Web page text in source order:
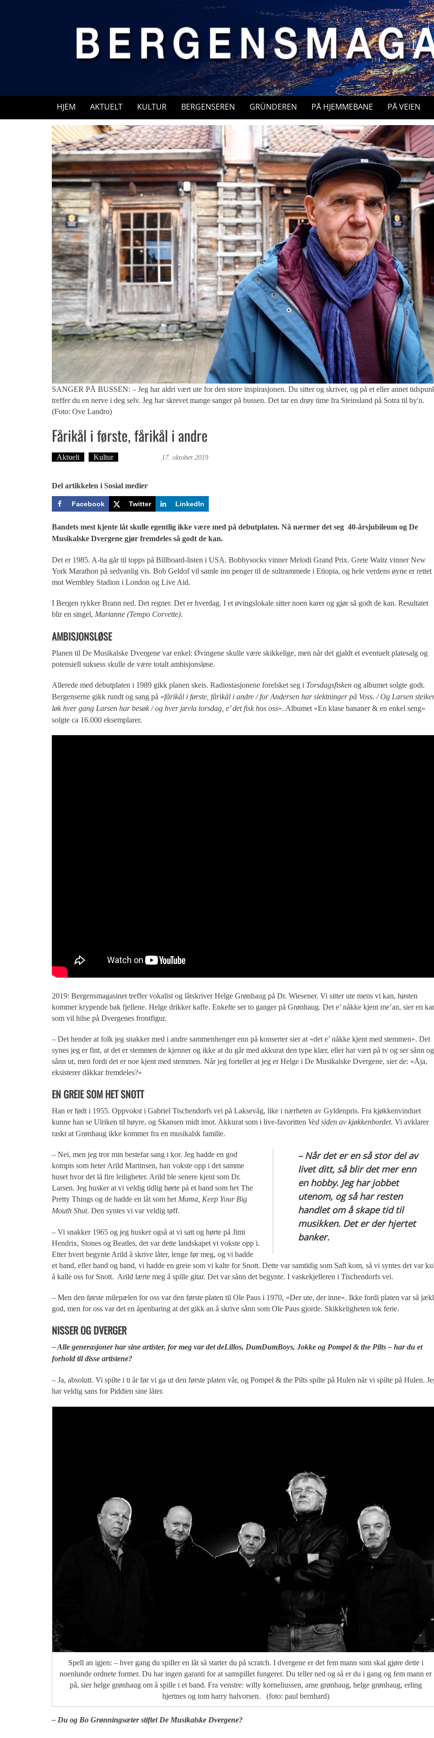
HJEM AKTUELT KULTUR BERGENSEREN GRÜNDEREN PÅ HJEMMEBANE PÅ VEIEN
SANGER PÅ BUSSEN: – Jeg har aldri vært ute for den store inspirasjonen. Du sitter og skriver, og på et eller annet
treffer du en nerve i deg selv. Jeg har skrevet mange sanger på bussen. Det tar en drøy time fra Steinsland på Sotra til by'n.
(Foto: Ove Landro)
Fårikål i første, fårikål i andre
Aktuelt Kultur 17. oktober 2019
Del artikkelen i Sosial medier
Facebook Twitter LinkedIn
Bandets mest kjente låt skulle egentlig ikke være med på debutplaten. Nå nærmer det seg 40-årsjubileum og De
Musikalske Dvergene gjør fremdeles så godt de kan.
Det er 1985. A-ha går til topps på Billboard-listen i USA. Bobbysocks vinner Melodi Grand Prix. Grete Waitz vinner New
York Marathon på sedvanlig vis. Bob Geldof vil samle inn penger til de sultrammede i Etiopia, og hele verdens øyne er rettet
mot Wembley Stadion i London og Live Aid.
I Bergen rykker Brann ned. Det regner. Det er hverdag. I et øvingslokale sitter noen karer og gjør så godt de kan. Resultatet
blir en singel, Marianne (Tempo Corvette).
AMBISJONSLØSE
Planen til De Musikalske Dvergene var enkel: Øvingene skulle være skikkelige, men når det gjaldt et eventuelt platesalg og
potensiell suksess skulle de være totalt ambisjonsløse.
Allerede med debutplaten i 1989 gikk planen skeis. Radiostasjonene forelsket seg i Torsdagsfisken og albumet solgte godt.
Bergenserne gikk rundt og sang på «fårikål i første, fårikål i andre / for Andersen har slektninger på Voss. / Og Larsen
løk hver gang Larsen har besøk / og hver jævla torsdag, e’ det fisk hos oss». Albumet «En klase bananer & en enkel seng»
solgte ca 16.000 eksemplarer.
2019: Bergensmagasinet treffer vokalist og låtskriver Helge Grønhaug på Dr. Wiesener. Vi sitter ute mens vi kan, høsten
kommer krypende bak fjellene. Helge drikker kaffe. Enkelte ser to ganger på Grønhaug. Det e’ nåkke kjent me’an, sier en kar
som vil hilse på Dvergenes frontfigur.
– Det hender at folk jeg snakker med i andre sammenhenger enn på konserter sier at «det e’ nåkke kjent med stemmen». Det
synes jeg er fint, at det er stemmen de kjenner og ikke at du går med akkurat den type klær, eller har vært på tv og ser sånn og
sånn ut, men fordi det er noe kjent med stemmen. Når jeg forteller at jeg er Helge i De Musikalske Dvergene, sier de: «Åja,
eksisterer dåkkar fremdeles?»
EN GREIE SOM HET SNOTT
Han er født i 1955. Oppvokst i Gabriel Tischendorfs vei på Laksevåg, like i nærheten av Gyldenpris. Fra kjøkkenvinduet
kunne han se Ulriken til høyre, og Skansen midt imot. Akkurat som i live-favoritten Ved siden av kjøkkenbordet. Vi avklarer
raskt at Grønhaug ikke kommer fra en musikalsk familie.
– Når det er en så stor del av
livet ditt, så blir det mer enn
en hobby. Jeg har jobbet
utenom, og så har resten
handlet om å skape tid til
musikken. Det er der hjertet
banker.
– Nei, men jeg tror min bestefar sang i kor. Jeg hadde en god
kompis som heter Arild Martinsen, han vokste opp i det samme
huset hvor det lå fire leiligheter. Arild ble senere kjent som Dr.
Larsen. Jeg husker at vi veldig tidlig hørte på et band som het The
Pretty Things og de hadde en låt som het Mama, Keep Your Big
Mouth Shut. Den syntes vi var veldig tøff.
– Vi snakker 1965 og jeg husker også at vi satt og hørte på Jimi
Hendrix, Stones og Beatles, det var dette landskapet vi vokste opp i.
Etter hvert begynte Arild å skrive låter, lenge før meg, og vi hadde
et band, eller band og band, vi hadde en greie som vi kalte for Snott. Dette var samtidig som Saft kom, så vi syntes det var
å kalle oss for Snott. Arild lærte meg å spille gitar. Det var sånn det begynte. I vaskekjelleren i Tischendorfs vei.
– Men den første milepælen for oss var den første platen til Ole Paus i 1970, «Der ute, der inne». Ikke fordi platen var så
god, men for oss var det en åpenbaring at det gikk an å skrive sånn som Ole Paus gjorde. Skikkeligheten tok ferie.
NISSER OG DVERGER
– Alle generasjoner har sine artister, for meg var det deLillos, DumDumBoys, Jokke og Pompel & the Pilts – har du et
forhold til disse artistene?
– Ja, absolutt. Vi spilte i ti år før vi ga ut den første platen vår, og Pompel & the Pilts spilte på Hulen når vi spilte på Hulen.
har veldig sans for Piddien sine låter.
Spell an igjen: – hver gang du spiller en låt så starter du på scratch. I dvergene er det fem mann som skal gjøre dette i
noenlunde ordnete former. Du har ingen garanti for at samspillet fungerer. Du teller ned og så er du i gang og fem mann er
på, sier helge grønhaug om å spille i et band. Fra venstre: willy korneliussen, arne grønhaug, helge grønhaug, erling
hjertnes og tom harry halvorsen. (foto: paul bernhard)
– Du og Bo Grønningsæter stiftet De Musikalske Dvergene?